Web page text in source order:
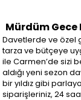
Mürdüm Gece
Davetlerde ve özel
tarza ve bütçeye
ile Carmen’de sizi
aldığı yeni sezon
bir yıldız gibi
siparişleriniz, 24